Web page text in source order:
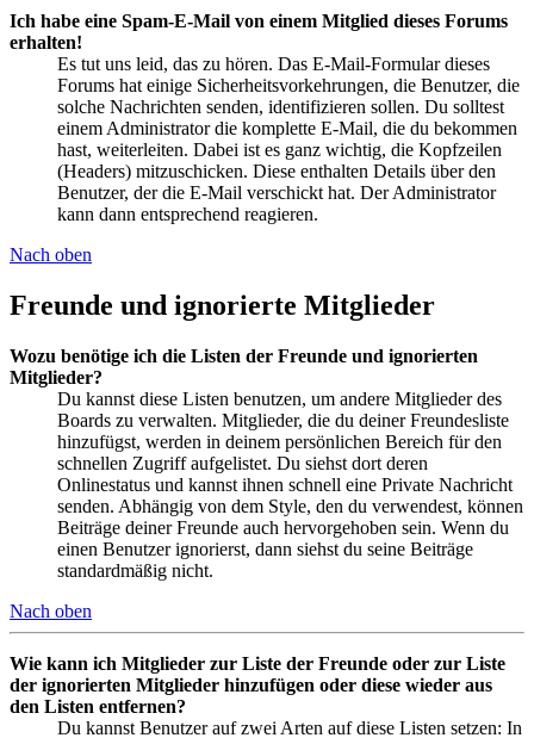
Ich habe eine Spam-E-Mail von einem Mitglied dieses Forums
erhalten!
Es tut uns leid, das zu hören. Das E-Mail-Formular dieses
Forums hat einige Sicherheitsvorkehrungen, die Benutzer, die
solche Nachrichten senden, identifizieren sollen. Du solltest
einem Administrator die komplette E-Mail, die du bekommen
hast, weiterleiten. Dabei ist es ganz wichtig, die Kopfzeilen
(Headers) mitzuschicken. Diese enthalten Details über den
Benutzer, der die E-Mail verschickt hat. Der Administrator
kann dann entsprechend reagieren.
Nach oben
Freunde und ignorierte Mitglieder
Wozu benötige ich die Listen der Freunde und ignorierten
Mitglieder?
Du kannst diese Listen benutzen, um andere Mitglieder des
Boards zu verwalten. Mitglieder, die du deiner Freundesliste
hinzufügst, werden in deinem persönlichen Bereich für den
schnellen Zugriff aufgelistet. Du siehst dort deren
Onlinestatus und kannst ihnen schnell eine Private Nachricht
senden. Abhängig von dem Style, den du verwendest, können
Beiträge deiner Freunde auch hervorgehoben sein. Wenn du
einen Benutzer ignorierst, dann siehst du seine Beiträge
standardmäßig nicht.
Nach oben
Wie kann ich Mitglieder zur Liste der Freunde oder zur Liste
der ignorierten Mitglieder hinzufügen oder diese wieder aus
den Listen entfernen?
Du kannst Benutzer auf zwei Arten auf diese Listen setzen: In